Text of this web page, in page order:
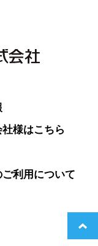
様はこちら
利用について